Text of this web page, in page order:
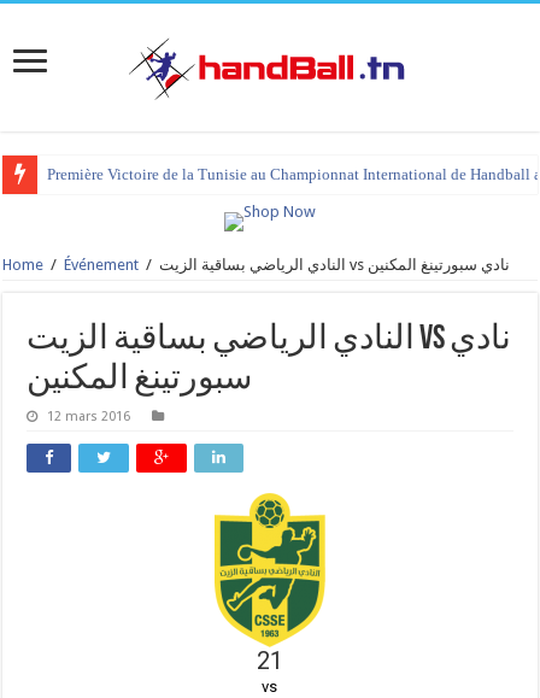
Première Victoire de la Tunisie au Championnat International de Handball
Home / Événement / النادي الرياضي بساقية الزيت vs نادي سبورتينغ المكنين
النادي الرياضي بساقية الزيت vs نادي
سبورتينغ المكنين
12 mars 2016
21
vs